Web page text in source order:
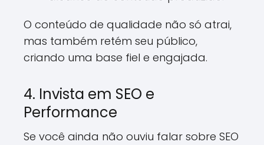
O conteúdo de qualidade não só atrai,
mas também retém seu público,
criando uma base fiel e engajada.
4. Invista em SEO e
Performance
Se você ainda não ouviu falar sobre SEO